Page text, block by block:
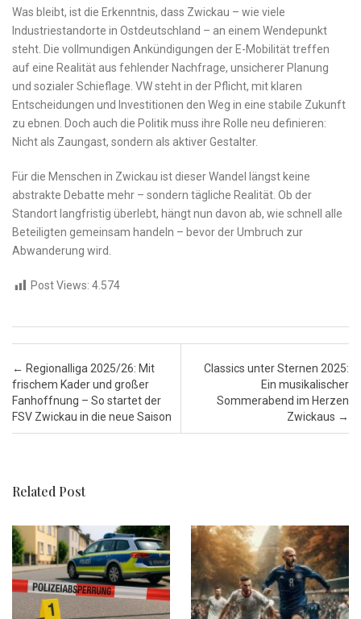
Was bleibt, ist die Erkenntnis, dass Zwickau – wie viele
Industriestandorte in Ostdeutschland – an einem Wendepunkt
steht. Die vollmundigen Ankündigungen der E-Mobilität treffen
auf eine Realität aus fehlender Nachfrage, unsicherer Planung
und sozialer Schieflage. VW steht in der Pflicht, mit klaren
Entscheidungen und Investitionen den Weg in eine stabile Zukunft
zu ebnen. Doch auch die Politik muss ihre Rolle neu definieren:
Nicht als Zaungast, sondern als aktiver Gestalter.
Für die Menschen in Zwickau ist dieser Wandel längst keine
abstrakte Debatte mehr – sondern tägliche Realität. Ob der
Standort langfristig überlebt, hängt nun davon ab, wie schnell alle
Beteiligten gemeinsam handeln – bevor der Umbruch zur
Abwanderung wird.
Post Views: 4.574
Post navigation
← Regionalliga 2025/26: Mit
frischem Kader und großer
Fanhoffnung – So startet der
FSV Zwickau in die neue Saison
Classics unter Sternen 2025:
Ein musikalischer
Sommerabend im Herzen
Zwickaus →
Related Post